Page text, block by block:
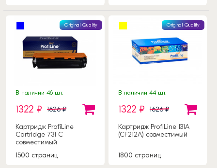
Original Quality
В наличии 46 шт.
1322 ₽ 1626 ₽
Картридж ProfiLine
Cartridge 731 C
совместимый
1500 страниц
Original Quality
В наличии 44 шт.
1322 ₽ 1626 ₽
Картридж ProfiLine 131A
(CF212A) совместимый
1800 страниц